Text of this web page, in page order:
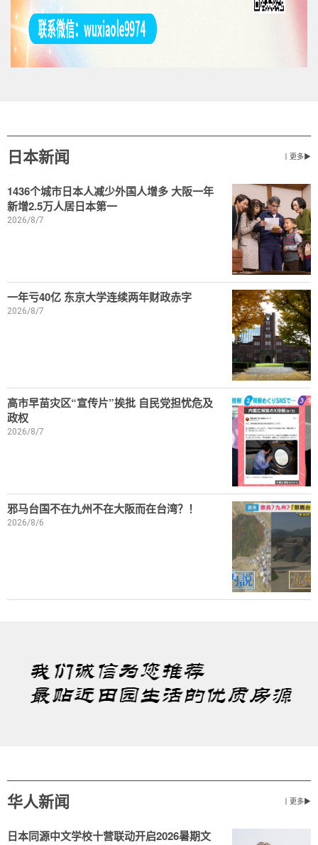
日本新闻 丨更多▶
1436个城市日本人减少外国人增多 大阪一年
新增2.5万人居日本第一
2026/8/7
一年亏40亿 东京大学连续两年财政赤字
2026/8/7
高市早苗灾区“宣传片”挨批 自民党担忧危及
政权
2026/8/7
邪马台国不在九州不在大阪而在台湾？！
2026/8/6
华人新闻 丨更多▶
日本同源中文学校十营联动开启2026暑期文